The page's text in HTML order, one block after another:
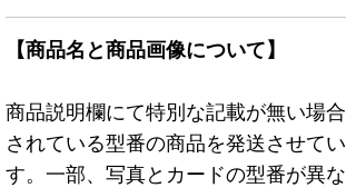
【商品名と商品画像について】
商品説明欄にて特別な記載が無い場
されている型番の商品を発送させて
す。一部、写真とカードの型番が異